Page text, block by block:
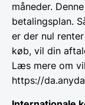
måneder.
betalingsplan.
er der nul
køb, vil din
Læs mere om
https://